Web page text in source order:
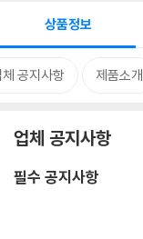
상품정보
공지사항 제품소개
업체 공지사항
필수 공지사항